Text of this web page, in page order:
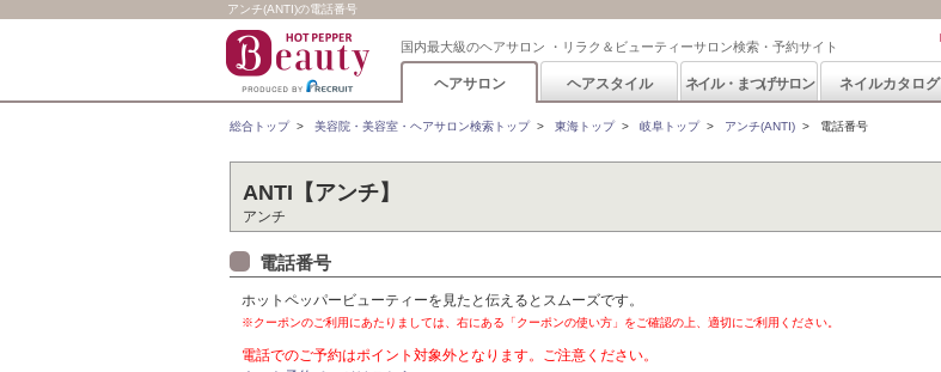
アンチ(ANTI)の電話番号
国内最大級のヘアサロン ・リラク＆ビューティーサロン検索・予約サイト
ヘアサロン ヘアスタイル ネイル・まつげサロン ネイルカタログ
総合トップ> 美容院・美容室・ヘアサロン検索トップ> 東海トップ> 岐阜トップ> アンチ(ANTI) > 電話番号
ANTI【アンチ】
アンチ
電話番号
ホットペッパービューティーを見たと伝えるとスムーズです。
※クーポンのご利用にあたりましては、右にある「クーポンの使い方」をご確認の上、適切にご利用ください。
電話でのご予約はポイント対象外となります。ご注意ください。